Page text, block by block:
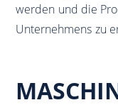
werden und die
Unternehmens zu